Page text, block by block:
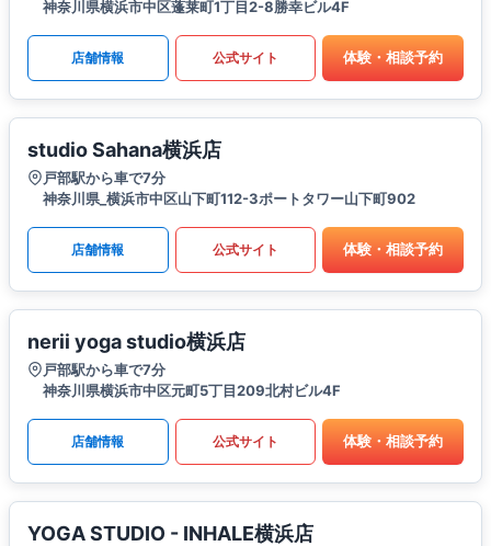
神奈川県横浜市中区蓬莱町1丁目2-8勝幸ビル4F
店舗情報 公式サイト 体験・相談予約
studio Sahana横浜店
戸部駅から車で7分
神奈川県_横浜市中区山下町112-3ポートタワー山下町902
店舗情報 公式サイト 体験・相談予約
nerii yoga studio横浜店
戸部駅から車で7分
神奈川県横浜市中区元町5丁目209北村ビル4F
店舗情報 公式サイト 体験・相談予約
YOGA STUDIO - INHALE横浜店